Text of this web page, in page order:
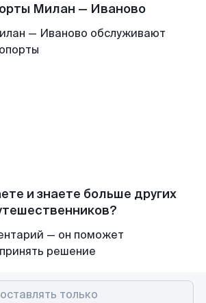
Милан — Иваново
— Иваново обслуживают
и знаете больше других
— он поможет
решение